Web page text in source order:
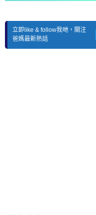
立即like & follow我哋，關注
爸媽最新熱話